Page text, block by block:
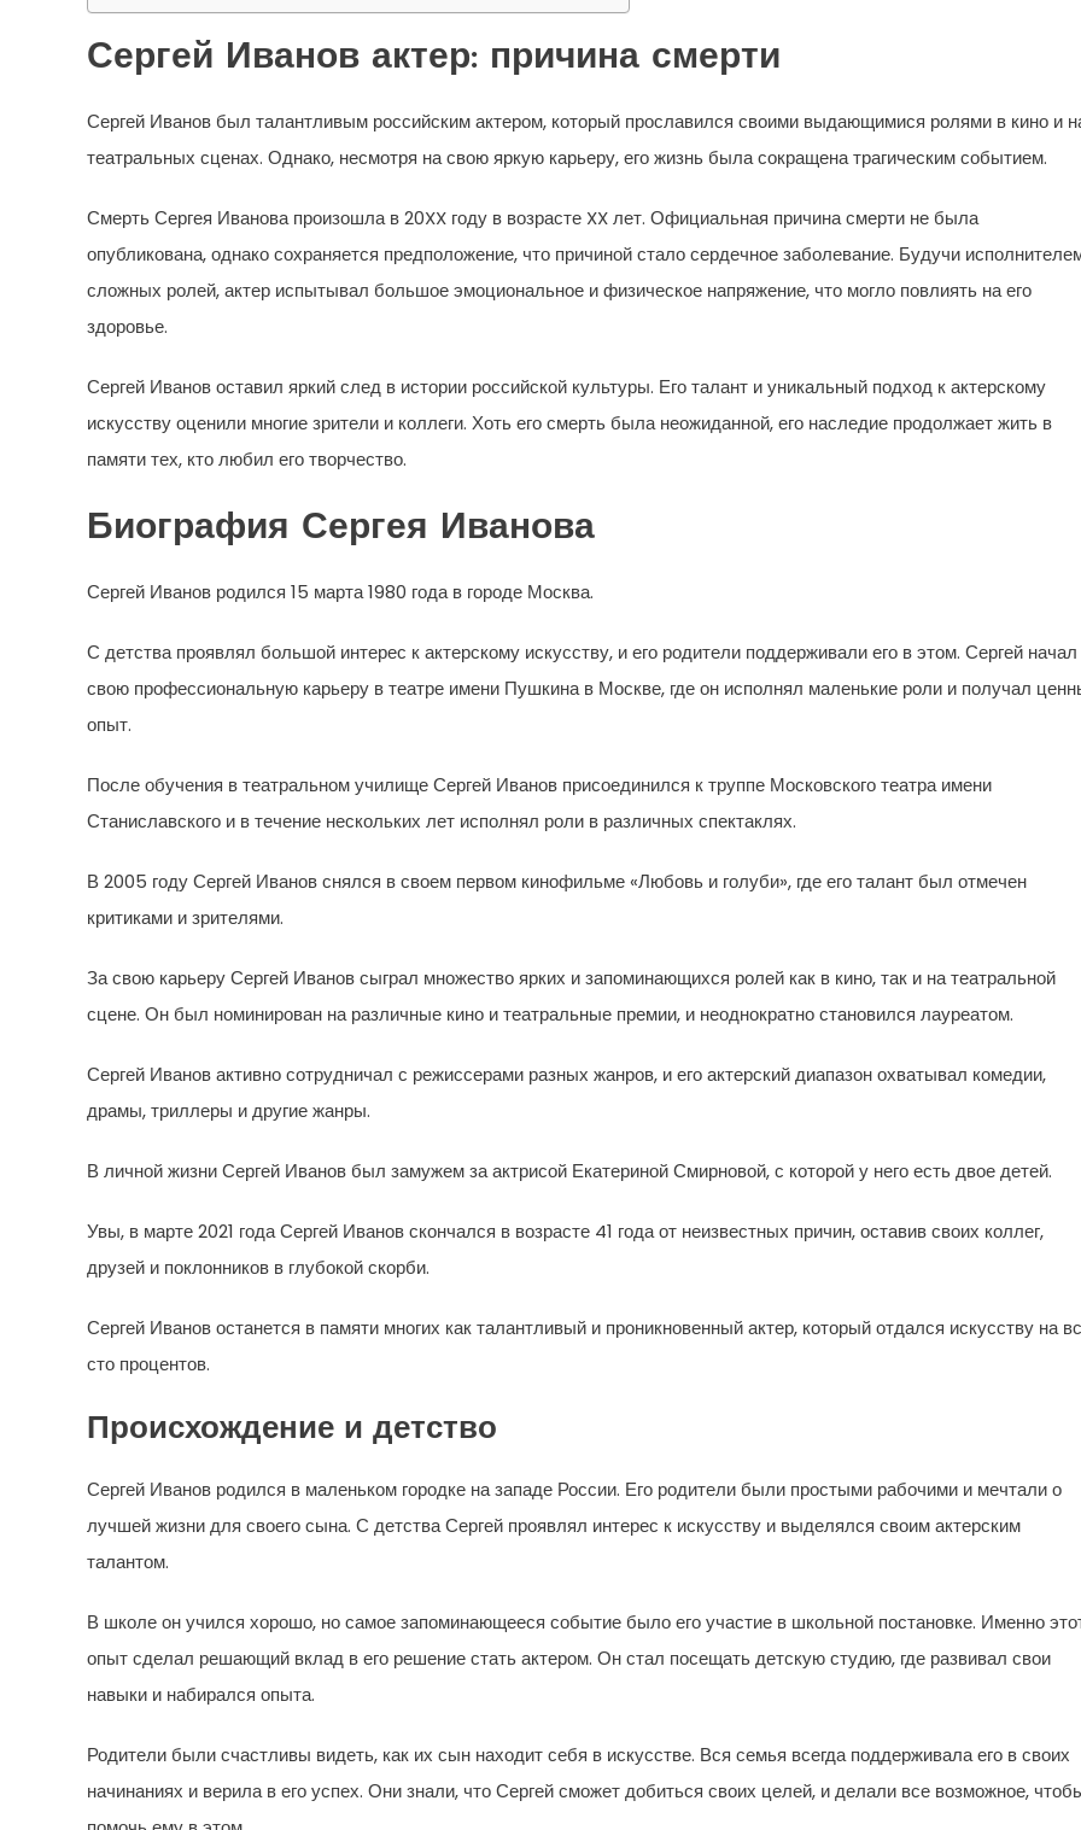
Сергей Иванов актер: причина смерти
Сергей Иванов был талантливым российским актером, который прославился своими выдающимися ролями в кино и
театральных сценах. Однако, несмотря на свою яркую карьеру, его жизнь была сокращена трагическим событием.
Смерть Сергея Иванова произошла в 20XX году в возрасте XX лет. Официальная причина смерти не была
опубликована, однако сохраняется предположение, что причиной стало сердечное заболевание. Будучи
сложных ролей, актер испытывал большое эмоциональное и физическое напряжение, что могло повлиять на его
здоровье.
Сергей Иванов оставил яркий след в истории российской культуры. Его талант и уникальный подход к актерскому
искусству оценили многие зрители и коллеги. Хоть его смерть была неожиданной, его наследие продолжает жить в
памяти тех, кто любил его творчество.
Биография Сергея Иванова
Сергей Иванов родился 15 марта 1980 года в городе Москва.
С детства проявлял большой интерес к актерскому искусству, и его родители поддерживали его в этом. Сергей начал
свою профессиональную карьеру в театре имени Пушкина в Москве, где он исполнял маленькие роли и получал
опыт.
После обучения в театральном училище Сергей Иванов присоединился к труппе Московского театра имени
Станиславского и в течение нескольких лет исполнял роли в различных спектаклях.
В 2005 году Сергей Иванов снялся в своем первом кинофильме «Любовь и голуби», где его талант был отмечен
критиками и зрителями.
За свою карьеру Сергей Иванов сыграл множество ярких и запоминающихся ролей как в кино, так и на театральной
сцене. Он был номинирован на различные кино и театральные премии, и неоднократно становился лауреатом.
Сергей Иванов активно сотрудничал с режиссерами разных жанров, и его актерский диапазон охватывал комедии,
драмы, триллеры и другие жанры.
В личной жизни Сергей Иванов был замужем за актрисой Екатериной Смирновой, с которой у него есть двое детей.
Увы, в марте 2021 года Сергей Иванов скончался в возрасте 41 года от неизвестных причин, оставив своих коллег,
друзей и поклонников в глубокой скорби.
Сергей Иванов останется в памяти многих как талантливый и проникновенный актер, который отдался искусству на
сто процентов.
Происхождение и детство
Сергей Иванов родился в маленьком городке на западе России. Его родители были простыми рабочими и мечтали о
лучшей жизни для своего сына. С детства Сергей проявлял интерес к искусству и выделялся своим актерским
талантом.
В школе он учился хорошо, но самое запоминающееся событие было его участие в школьной постановке. Именно
опыт сделал решающий вклад в его решение стать актером. Он стал посещать детскую студию, где развивал свои
навыки и набирался опыта.
Родители были счастливы видеть, как их сын находит себя в искусстве. Вся семья всегда поддерживала его в своих
начинаниях и верила в его успех. Они знали, что Сергей сможет добиться своих целей, и делали все возможное,